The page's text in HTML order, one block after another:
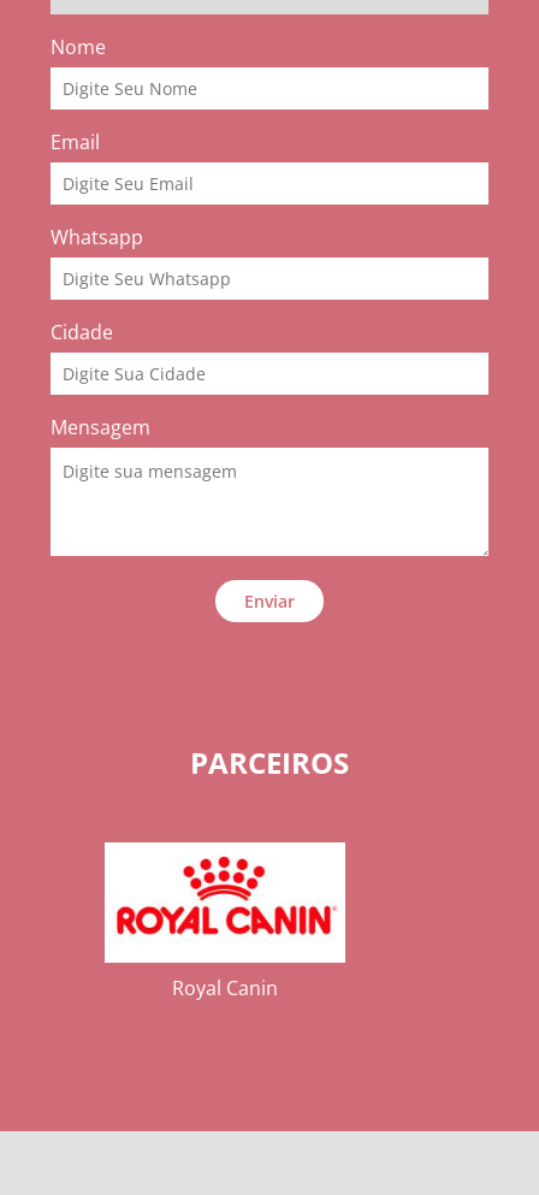
Nome
Email
Whatsapp
Cidade
Mensagem
Enviar
PARCEIROS
Royal Canin